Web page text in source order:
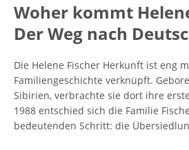
Woher kommt
Der Weg nach
Die Helene Fischer Herkunft ist eng
Familiengeschichte verknüpft.
Sibirien, verbrachte sie dort ihre
1988 entschied sich die Familie
bedeutenden Schritt: die